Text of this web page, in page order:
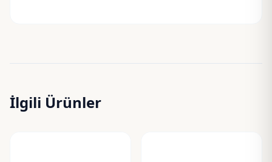
İlgili Ürünler